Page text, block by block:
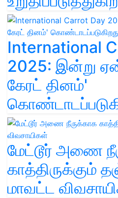
International
2025: இன்று
கேரட் தினம்'
மேட்டூர் அணை
காத்திருக்கும்
மாவட்ட